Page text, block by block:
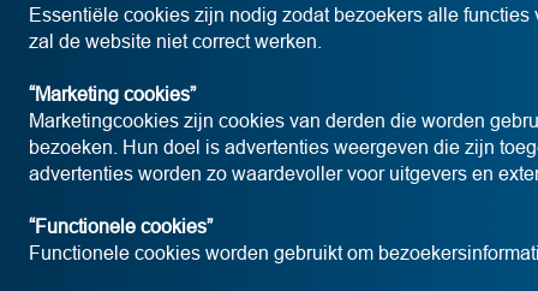
Essentiële cookies zijn nodig zodat bezoekers alle
zal de website niet correct werken.
“Marketing cookies”
Marketingcookies zijn cookies van derden die worden
bezoeken. Hun doel is advertenties weergeven die zijn
advertenties worden zo waardevoller voor uitgevers en
“Functionele cookies”
Functionele cookies worden gebruikt om